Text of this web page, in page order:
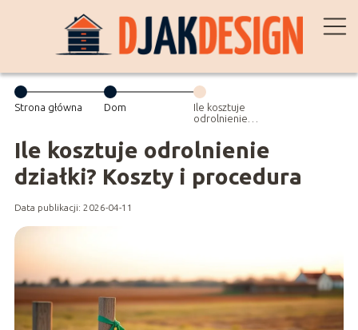
Strona główna Dom
Ile kosztuje
odrolnienie
procedura
Ile kosztuje odrolnienie
działki? Koszty i procedura
Data publikacji: 2026-04-11